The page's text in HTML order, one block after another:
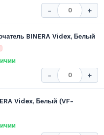
- +
BINERA Videx, Белый
- +
Videx, Белый (VF-